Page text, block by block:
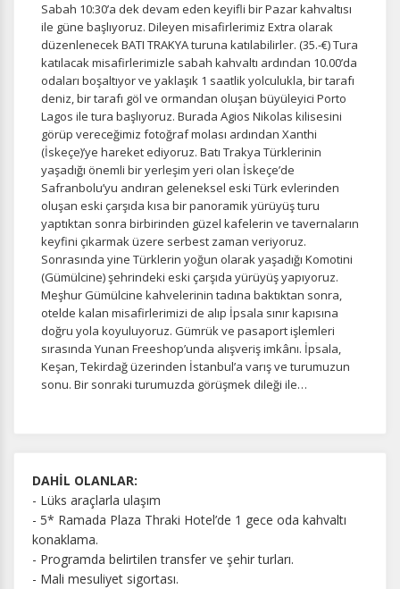
İstatistik Çerezleri
Ziyaretçilerin siteyi nasıl kullandığını anonim olarak
ölçeriz. Hangi sayfaların popüler olduğunu ve
kullanıcıların nerede zorluk yaşadığını anlamamıza
yardımcı olur.
Pazarlama Çerezleri
Size ve ilgi alanlarınıza uygun reklamlar göstermek için
kullanılır. Kapatırsanız reklamları görmeye devam
edersiniz, ancak daha az alakalı olabilirler.
Tercihleri Kaydet
Sabah 10:30’a dek devam eden keyifli bir Pazar kahvaltısı
ile güne başlıyoruz. Dileyen misafirlerimiz Extra olarak
düzenlenecek BATI TRAKYA turuna katılabilirler. (35.-€) Tura
katılacak misafirlerimizle sabah kahvaltı ardından 10.00’da
odaları boşaltıyor ve yaklaşık 1 saatlik yolculukla, bir tarafı
deniz, bir tarafı göl ve ormandan oluşan büyüleyici Porto
Lagos ile tura başlıyoruz. Burada Agios Nikolas kilisesini
görüp vereceğimiz fotoğraf molası ardından Xanthi
(İskeçe)’ye hareket ediyoruz. Batı Trakya Türklerinin
yaşadığı önemli bir yerleşim yeri olan İskeçe’de
Safranbolu’yu andıran geleneksel eski Türk evlerinden
oluşan eski çarşıda kısa bir panoramik yürüyüş turu
yaptıktan sonra birbirinden güzel kafelerin ve tavernaların
keyfini çıkarmak üzere serbest zaman veriyoruz.
Sonrasında yine Türklerin yoğun olarak yaşadığı Komotini
(Gümülcine) şehrindeki eski çarşıda yürüyüş yapıyoruz.
Meşhur Gümülcine kahvelerinin tadına baktıktan sonra,
otelde kalan misafirlerimizi de alıp İpsala sınır kapısına
doğru yola koyuluyoruz. Gümrük ve pasaport işlemleri
sırasında Yunan Freeshop’unda alışveriş imkânı. İpsala,
Keşan, Tekirdağ üzerinden İstanbul’a varış ve turumuzun
sonu. Bir sonraki turumuzda görüşmek dileği ile…
DAHİL OLANLAR:
- Lüks araçlarla ulaşım
- 5* Ramada Plaza Thraki Hotel’de 1 gece oda kahvaltı
konaklama.
- Programda belirtilen transfer ve şehir turları.
- Mali mesuliyet sigortası.